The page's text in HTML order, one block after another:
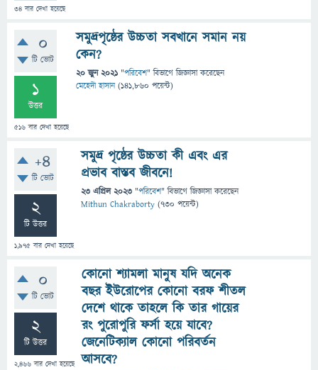
34 বার দেখা হয়েছে
0
টি ভোট
1
উত্তর
516 বার দেখা হয়েছে
সমুদ্রপৃষ্ঠের উচ্চতা সবখানে সমান নয়
কেন?
20 জুন 2021 "পরিবেশ" বিভাগে জিজ্ঞাসাকরেছেন
মেহেদী হাসান (141,860 পয়েন্ট)
+4
টি ভোট
2
টি উত্তর
1,975 বার দেখা হয়েছে
সমুদ্র পৃষ্ঠের উচ্চতা কী এবং এর
প্রভাব বাস্তব জীবনে!
23 এপ্রিল 2023 "পরিবেশ" বিভাগে জিজ্ঞাসাকরেছেন
Mithun Chakraborty (730 পয়েন্ট)
0
টি ভোট
2
টি উত্তর
2,466 বার দেখা হয়েছে
কোনো শ্যামলা মানুষ যদি অনেক
বছর ইউরোপের কোনো বরফ শীতল
দেশে থাকে তাহলে কি তার গায়ের
রং পুরোপুরি ফর্সা হয়ে যাবে?
জেনেটিক্যাল কোনো পরিবর্তন
আসবে?